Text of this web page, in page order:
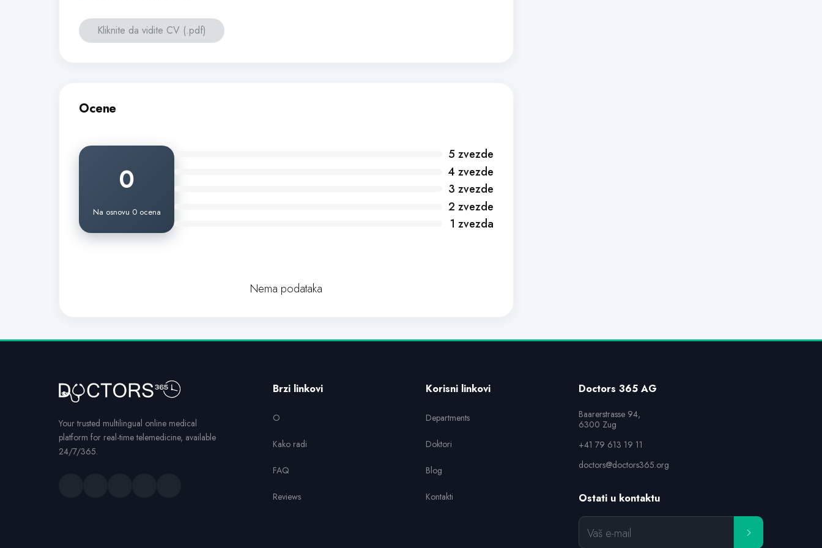
Kliknite da vidite CV (.pdf)
Ocene
0
Na osnovu 0 ocena
5 zvezde
4 zvezde
3 zvezde
2 zvezde
1 zvezda
Nema podataka
Your trusted multilingual online medical
platform for real-time telemedicine, available
24/7/365.
Brzi linkovi
O
Kako radi
FAQ
Reviews
Korisni linkovi
Departments
Doktori
Blog
Kontakti
Doctors 365 AG
Baarerstrasse 94,
6300 Zug
+41 79 613 19 11
doctors@doctors365.org
Ostati u kontaktu
Vaš e-mail